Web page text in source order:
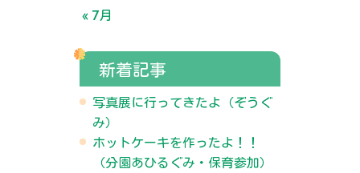
« 7月
新着記事
写真展に行ってきたよ（ぞうぐ
み）
ホットケーキを作ったよ！！
（分園あひるぐみ・保育参加）